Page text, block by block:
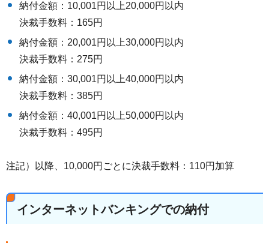
納付金額：10,001円以上20,000円以内
決裁手数料：165円
納付金額：20,001円以上30,000円以内
決裁手数料：275円
納付金額：30,001円以上40,000円以内
決裁手数料：385円
納付金額：40,001円以上50,000円以内
決裁手数料：495円
注記）以降、10,000円ごとに決裁手数料：110円加算
インターネットバンキングでの納付